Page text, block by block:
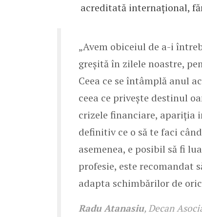
acreditată internațional,
„Avem obiceiul de a-i
greșită în zilele noastre,
Ceea ce se întâmplă anul
ceea ce privește destinul
crizele financiare, apariția
definitiv ce o să te faci
asemenea, e posibil să fi
profesie, este recomandat
adapta schimbărilor de
Radu Atanasiu, Decan